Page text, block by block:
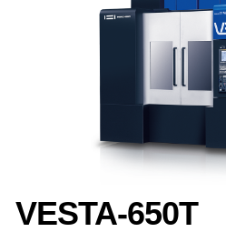
VESTA-650T